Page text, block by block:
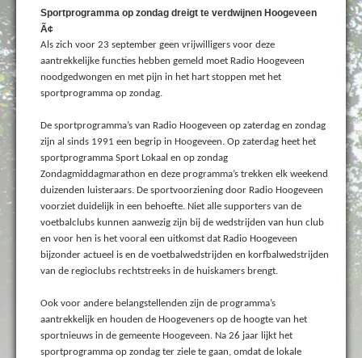
Sportprogramma op zondag dreigt te verdwijnen Hoogeveen
Ã¢
Als zich voor 23 september geen vrijwilligers voor deze
aantrekkelijke functies hebben gemeld moet Radio Hoogeveen
noodgedwongen en met pijn in het hart stoppen met het
sportprogramma op zondag.
De sportprogramma’s van Radio Hoogeveen op zaterdag en zondag
zijn al sinds 1991 een begrip in Hoogeveen. Op zaterdag heet het
sportprogramma Sport Lokaal en op zondag
Zondagmiddagmarathon en deze programma’s trekken elk weekend
duizenden luisteraars. De sportvoorziening door Radio Hoogeveen
voorziet duidelijk in een behoefte. Niet alle supporters van de
voetbalclubs kunnen aanwezig zijn bij de wedstrijden van hun club
en voor hen is het vooral een uitkomst dat Radio Hoogeveen
bijzonder actueel is en de voetbalwedstrijden en korfbalwedstrijden
van de regioclubs rechtstreeks in de huiskamers brengt.
Ook voor andere belangstellenden zijn de programma’s
aantrekkelijk en houden de Hoogeveners op de hoogte van het
sportnieuws in de gemeente Hoogeveen. Na 26 jaar lijkt het
sportprogramma op zondag ter ziele te gaan, omdat de lokale